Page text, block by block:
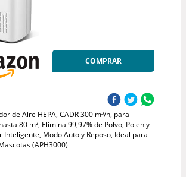
COMPRAR
de Aire HEPA, CADR 300 m³/h, para
80 m², Elimina 99,97% de Polvo, Polen y
Inteligente, Modo Auto y Reposo, Ideal para
(APH3000)